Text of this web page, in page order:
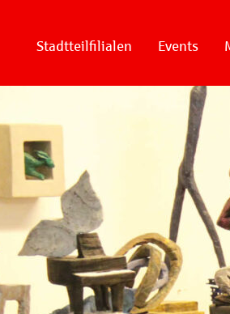
Stadtteilfilialen Events